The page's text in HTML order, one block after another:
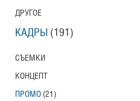
ДРУГОЕ
КАДРЫ (191)
СЪЕМКИ
КОНЦЕПТ
ПРОМО (21)